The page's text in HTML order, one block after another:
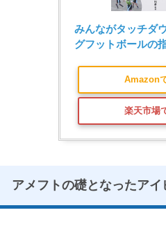
みんながタッチダ
グフットボールの
Amazon
楽天市場
アメフトの礎となったアイ